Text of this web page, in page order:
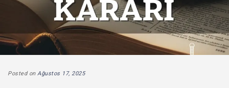
Posted on Ağustos 17, 2025